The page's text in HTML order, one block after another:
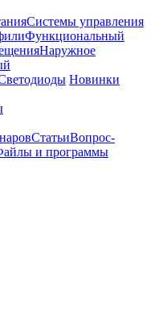
Системы управления
Функциональный
Наружное
Новинки
СтатьиВопрос-
и программы